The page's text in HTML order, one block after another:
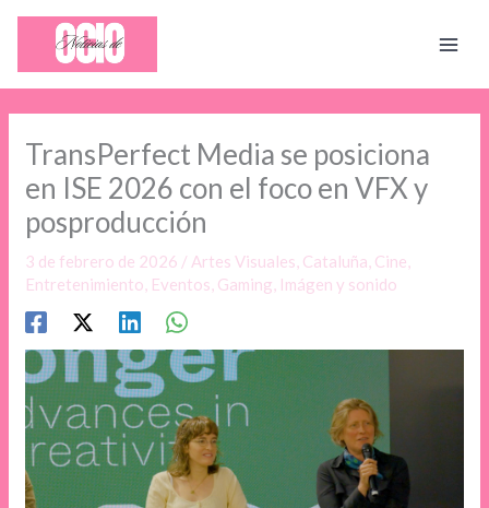
contenido
TransPerfect Media se posiciona
en ISE 2026 con el foco en VFX y
posproducción
3 de febrero de 2026 / Artes Visuales, Cataluña, Cine,
Entretenimiento, Eventos, Gaming, Imágen y sonido